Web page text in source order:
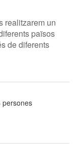
realitzarem un
països
de diferents
persones